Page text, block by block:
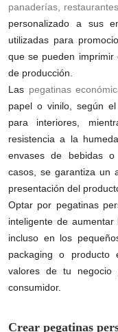
panaderías,
personalizado a sus
utilizadas para
que se pueden imprimir
de producción.
Las pegatinas
papel o vinilo, según
para interiores,
resistencia a la
envases de bebidas
casos, se garantiza un
presentación del
Optar por pegatinas
inteligente de
incluso en los
packaging o producto
valores de tu
consumidor.
Crear pegatinas